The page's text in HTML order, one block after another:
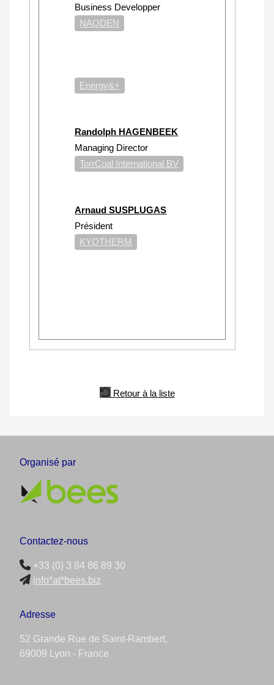
Business Developper
NAODEN
Energy&+
Randolph HAGENBEEK
Managing Director
TorrCoal International BV
Arnaud SUSPLUGAS
Président
KYOTHERM
Retour à la liste
Organisé par
Contactez-nous
+33 (0) 3 84 86 89 30
info*at*bees.biz
Adresse
52 Grande Rue de Saint-Rambert,
69009 Lyon - France